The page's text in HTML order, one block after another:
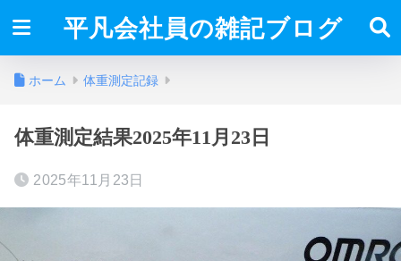
平凡会社員の雑記ブログ
ホーム 体重測定記録
体重測定結果2025年11月23日
2025年11月23日